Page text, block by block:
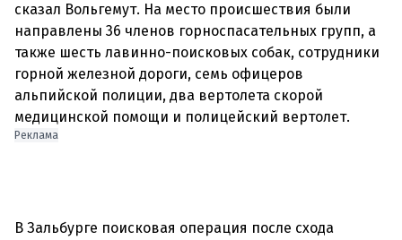
сказал Вольгемут. На место происшествия были
направлены 36 членов горноспасательных групп, а
также шесть лавинно-поисковых собак, сотрудники
горной железной дороги, семь офицеров
альпийской полиции, два вертолета скорой
Реклама
В Зальбурге поисковая операция после схода